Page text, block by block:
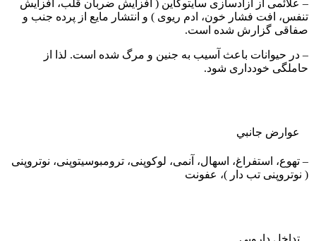
– علائمی از آزادسازی سایتوکاین ( افزایش ضربان قلب، افزایش
تنفس، افت فشار خون، ادم ریوی ) و انتشار مایع از پرده جنب و
صفاقی گزارش شده است.
– در حیوانات باعث آسیب به جنین و مرگ شده است. لذا از
حاملگی خودداری شود.
عوارض جانبي
– تهوع، استفراغ، اسهال، آنمی، لوکوپنی، ترومبوسیتوپنی، نوتروپنی
( نوتروپنی تب دار )، عفونت